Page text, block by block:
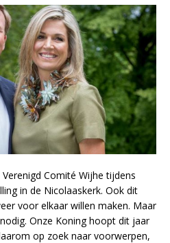
Comité Wijhe tijdens
in de Nicolaaskerk. Ook dit
voor elkaar willen maken. Maar
Onze Koning hoopt dit jaar
op zoek naar voorwerpen,